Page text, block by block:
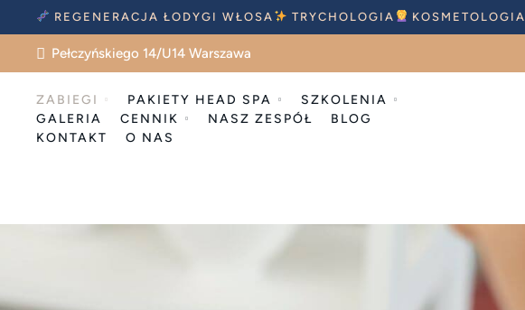
REGENERACJA ŁODYGI WŁOSA TRYCHOLOGIA KOSMETOLOGIA
Pełczyńskiego 14/U14 Warszawa
ZABIEGI PAKIETY HEAD SPA
SZKOLENIA
GALERIA
CENNIK NASZ ZESPÓŁ
BLOG
KONTAKT
O NAS